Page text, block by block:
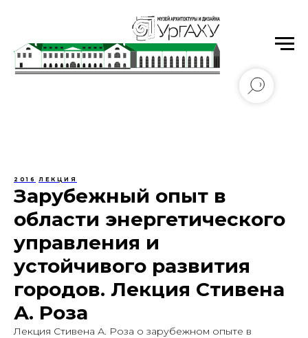
Уральский государственный архитектурно-
художественный университет имени Н.С. Алфёрова
2016 ЛЕКЦИЯ
Зарубежный опыт в
области энергетического
управления и
устойчивого развития
городов. Лекция Стивена
А. Роза
Лекция Стивена А. Роза о зарубежном опыте в